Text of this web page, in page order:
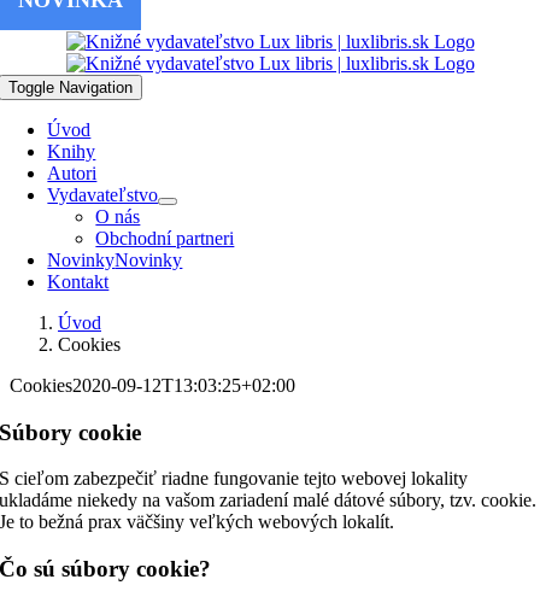
Toggle Navigation
Úvod
Knihy
Autori
Vydavateľstvo
O nás
Obchodní partneri
NovinkyNovinky
Kontakt
Úvod
Cookies
Cookies2020-09-12T13:03:25+02:00
Súbory cookie
S cieľom zabezpečiť riadne fungovanie tejto webovej lokality
ukladáme niekedy na vašom zariadení malé dátové súbory, tzv. cookie.
Je to bežná prax väčšiny veľkých webových lokalít.
Čo sú súbory cookie?